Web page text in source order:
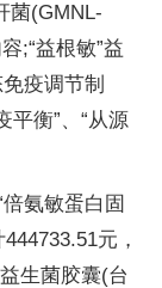
菌(GMNL-
;“益根敏”益
疫调节制
平衡”、“从源
氨敏蛋白固
元，
生菌胶囊(台